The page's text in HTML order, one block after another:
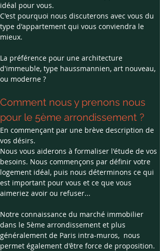
idéal pour vous.
C'est pourquoi nous discuterons avec vous du
type d'appartement qui vous conviendra le
mieux.
La préférence pour une architecture
d'immeuble, type haussmannien, art nouveau,
ou moderne ?
Comment nous y prenons nous
pour le 5ème arrondissement ?
En commençant par une brève description de
vos désirs.
Nous vous aiderons à formaliser l'étude de vos
besoins. Nous commençons par définir votre
logement idéal, puis nous déterminons ce qui
est important pour vous et ce que vous
aimeriez avoir ou refuser...
Notre connaissance du marché immobilier
dans le 5ème arrondissement et plus
généralement de Paris intra-muros,  nous
permet également d'être force de proposition.